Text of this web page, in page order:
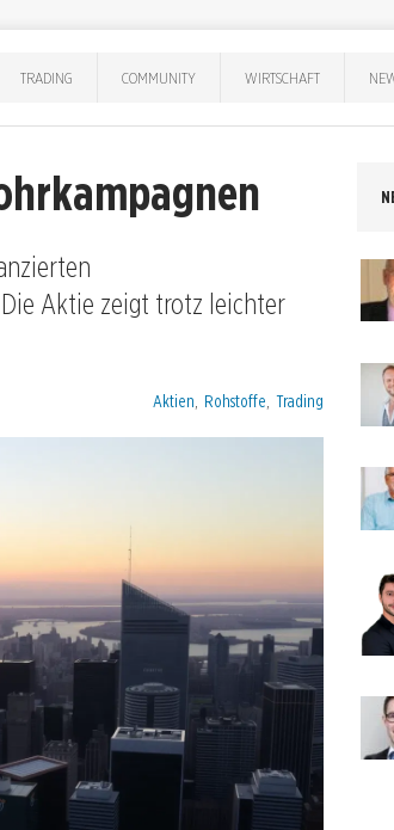
TRADING COMMUNITY WIRTSCHAFT
Aktie zeigt trotz leichter
Kategorien:
Aktien Rohstoffe Trading